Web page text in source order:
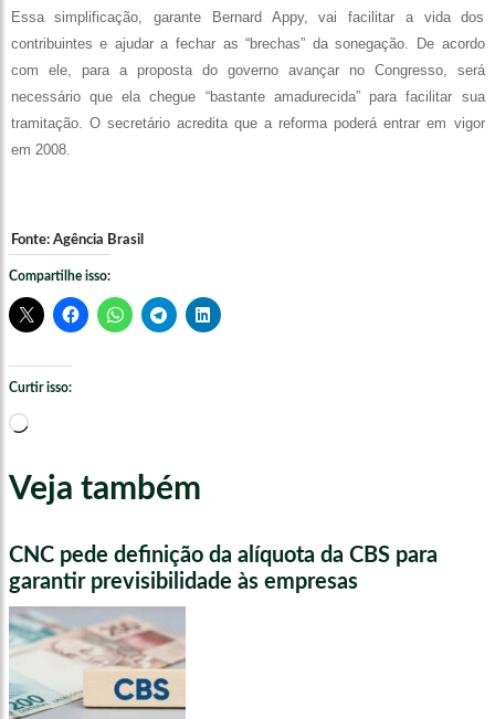
Essa simplificação, garante Bernard Appy, vai facilitar a vida dos
contribuintes e ajudar a fechar as “brechas” da sonegação. De acordo
com ele, para a proposta do governo avançar no Congresso, será
necessário que ela chegue “bastante amadurecida” para facilitar sua
tramitação. O secretário acredita que a reforma poderá entrar em vigor
em 2008.
Fonte: Agência Brasil
Compartilhe isso:
Curtir isso:
Carregando...
Veja também
CNC pede definição da alíquota da CBS para
garantir previsibilidade às empresas